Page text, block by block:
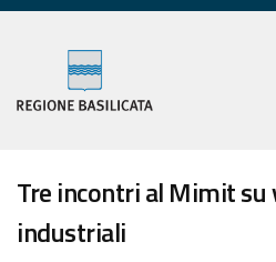
Tre incontri al Mimit su
industriali